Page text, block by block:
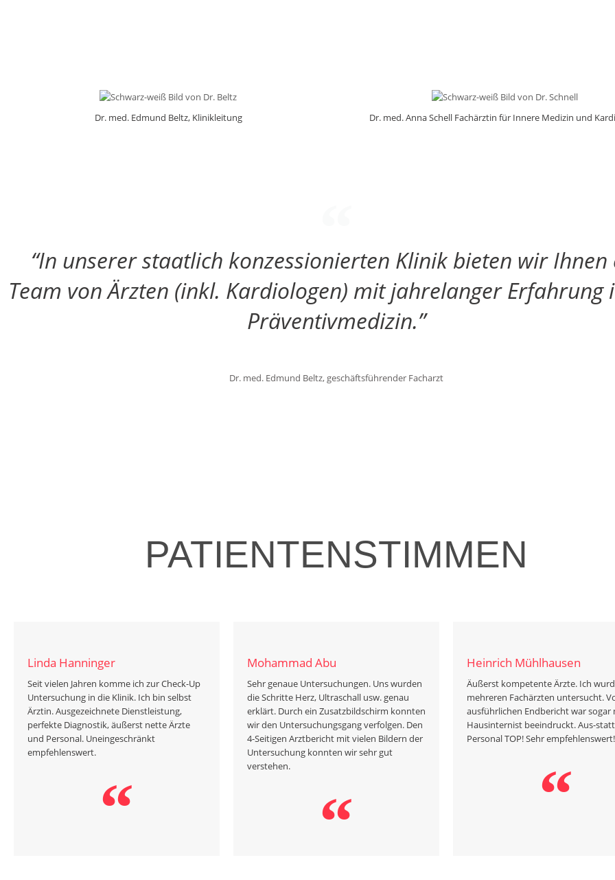
Dr. med. Edmund Beltz, Klinikleitung Dr. med. Anna Schell Fachärztin für Innere Medizin und
“In unserer staatlich konzessionierten Klinik bieten wir Ihnen
Team von Ärzten (inkl. Kardiologen) mit jahrelanger Erfahrung
Präventivmedizin.”
Dr. med. Edmund Beltz, geschäftsführender Facharzt
PATIENTENSTIMMEN
Seit vielen Jahren komme ich zur Check-Up
Untersuchung in die Klinik. Ich bin selbst
Ärztin. Ausgezeichnete Dienstleistung,
perfekte Diagnostik, äußerst nette Ärzte
und Personal. Uneingeschränkt
empfehlenswert.
Linda Hanninger
Sehr genaue Untersuchungen. Uns wurden
die Schritte Herz, Ultraschall usw. genau
erklärt. Durch ein Zusatzbildschirm konnten
wir den Untersuchungsgang verfolgen. Den
4-Seitigen Arztbericht mit vielen Bildern der
Untersuchung konnten wir sehr gut
verstehen.
Mohammad Abu
Äußerst kompetente Ärzte. Ich
mehreren Fachärzten untersucht.
ausführlichen Endbericht war sogar
Hausinternist beeindruckt. Aus-
Personal TOP! Sehr empfehlenswert!
Heinrich Mühlhausen